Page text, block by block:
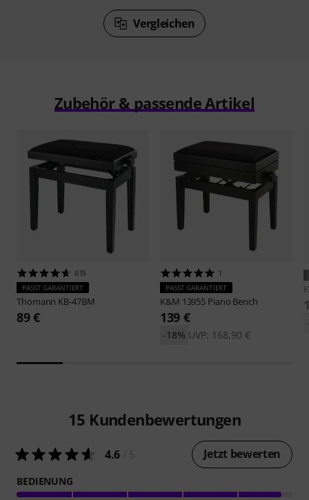
Vergleichen
Zubehör & passende Artikel
615
PASST GARANTIERT
Thomann KB-47BM
89 €
1
PASST GARANTIERT
K&M 13955 Piano Bench
139 €
UVP: 168,90 €
-18%
15 Kundenbewertungen
4.6 Jetzt bewerten
BEDIENUNG